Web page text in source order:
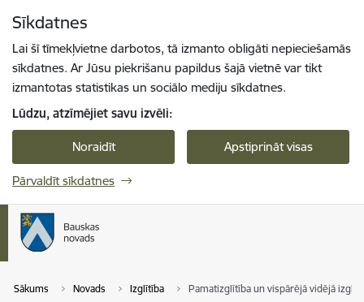
Sīkdatnes
Lai šī tīmekļvietne darbotos, tā izmanto obligāti nepieciešamās
sīkdatnes. Ar Jūsu piekrišanu papildus šajā vietnē var tikt
izmantotas statistikas un sociālo mediju sīkdatnes.
Lūdzu, atzīmējiet savu izvēli:
Noraidīt Apstiprināt visas
Pārvaldīt sīkdatnes
Sākums Novads Izglītība Pamatizglītība un vispārējā vidējā